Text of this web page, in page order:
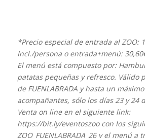
*Precio especial de entrada al ZOO:
Incl./persona o entrada+menú:
El menú está compuesto por:
patatas pequeñas y refresco. Válido
de FUENLABRADA y hasta un
acompañantes, sólo los días 23 y 24
Venta on line en el siguiente link:
https://bit.ly/eventoszoo con los
ZOO_FUENLABRADA_26 y el menú a